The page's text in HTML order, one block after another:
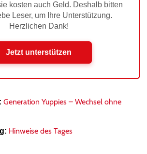
kosten auch Geld. Deshalb bitten
Leser, um Ihre Unterstützung.
Herzlichen Dank!
Jetzt unterstützen
Generation Yuppies – Wechsel ohne
Hinweise des Tages